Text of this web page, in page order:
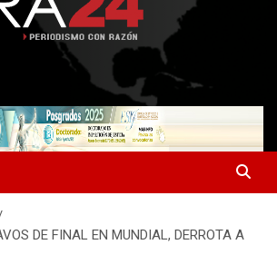
DE FINAL EN MUNDIAL, DERROTA A